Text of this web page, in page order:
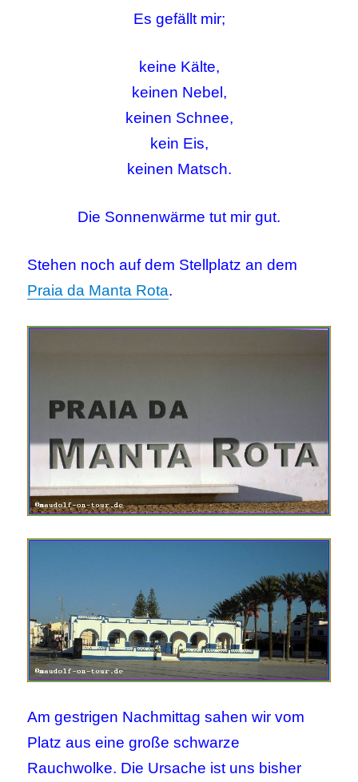
Es gefällt mir;
keine Kälte,
keinen Nebel,
keinen Schnee,
kein Eis,
keinen Matsch.
Die Sonnenwärme tut mir gut.
Stehen noch auf dem Stellplatz an dem
Praia da Manta Rota.
Am gestrigen Nachmittag sahen wir vom
Platz aus eine große schwarze
Rauchwolke. Die Ursache ist uns bisher